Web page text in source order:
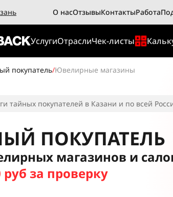
О насОтзывыКонтактыРабота
УслугиОтраслиЧек-листы
покупатель/Ювелирные магазины
тайных покупателей в Казани и по всей
ПОКУПАТЕЛЬ
магазинов и
руб за проверку